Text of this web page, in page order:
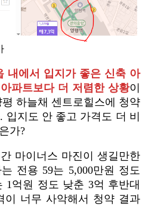
내에서 입지가 좋은 신축 아
파트보다 더 저렴한 상황이
하늘채 센트로힐스에 청약
지도 안 좋고 가격도 더 비
가?
마이너스 마진이 생길만한
전용 59는 5,000만원 정도
1억원 정도 낮춘 3억 후반대
이 너무 사악해서 청약 결과